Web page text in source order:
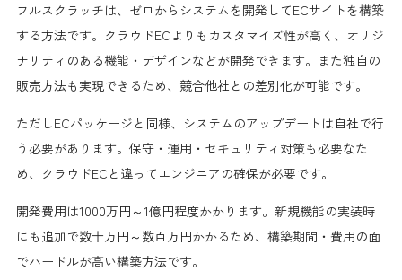
フルスクラッチは、ゼロからシステムを開発してECサイトを構築
する方法です。クラウドECよりもカスタマイズ性が高く、オリジ
ナリティのある機能・デザインなどが開発できます。また独自の
販売方法も実現できるため、競合他社との差別化が可能です。
ただしECパッケージと同様、システムのアップデートは自社で行
う必要があります。保守・運用・セキュリティ対策も必要なた
め、クラウドECと違ってエンジニアの確保が必要です。
開発費用は1000万円～1億円程度かかります。新規機能の実装時
にも追加で数十万円～数百万円かかるため、構築期間・費用の面
でハードルが高い構築方法です。